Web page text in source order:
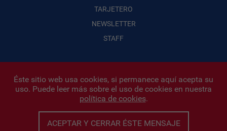
TARJETERO
NEWSLETTER
STAFF
Infonegocios 2026| INFONEGOCIOS S.A. · CUIT: 30710438486 |
Políticas de Privacidad|Protección de datos personales
Iñigo Biain
Este sitio esta protegido por Google reCAPTCHA y con
Políticas de
Éste sitio web usa cookies, si permanece aquí acepta su
uso. Puede leer más sobre el uso de cookies en nuestra
política de cookies.
ACEPTAR Y CERRAR ÉSTE MENSAJE